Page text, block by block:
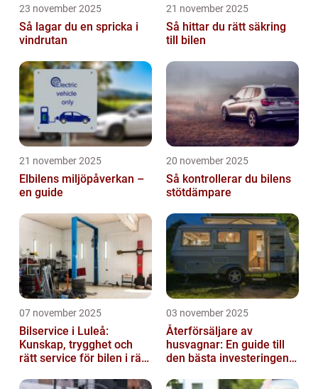
23 november 2025
Så lagar du en spricka i
vindrutan
21 november 2025
Så hittar du rätt säkring
till bilen
21 november 2025
Elbilens miljöpåverkan –
en guide
20 november 2025
Så kontrollerar du bilens
stötdämpare
07 november 2025
Bilservice i Luleå:
Kunskap, trygghet och
rätt service för bilen i rätt
03 november 2025
Återförsäljare av
husvagnar: En guide till
den bästa investeringen